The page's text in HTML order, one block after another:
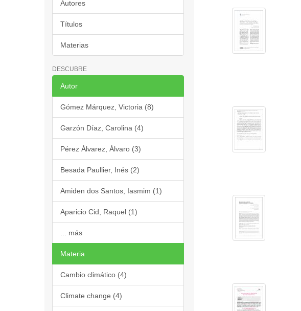
Autores
Títulos
Materias
DESCUBRE
Autor
Gómez Márquez, Victoria (8)
Garzón Díaz, Carolina (4)
Pérez Álvarez, Álvaro (3)
Besada Paullier, Inés (2)
Amiden dos Santos, Iasmim (1)
Aparicio Cid, Raquel (1)
... más
Materia
Cambio climático (4)
Climate change (4)